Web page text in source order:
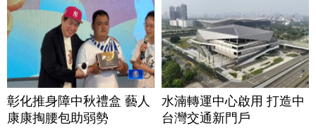
彰化推身障中秋禮盒 藝人
康康掏腰包助弱勢
水湳轉運中心啟用 打造中
台灣交通新門戶